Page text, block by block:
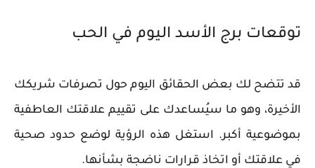
توقعات برج الأسد اليوم في الحب
قد تتضح لك بعض الحقائق اليوم حول تصرفات شريكك
الأخيرة، وهو ما سيُساعدك على تقييم علاقتك العاطفية
بموضوعية أكبر. استغل هذه الرؤية لوضع حدود صحية
في علاقتك أو اتخاذ قرارات ناضجة بشأنها.